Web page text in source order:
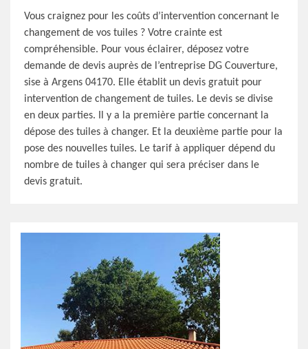
Vous craignez pour les coûts d’intervention concernant le
changement de vos tuiles ? Votre crainte est
compréhensible. Pour vous éclairer, déposez votre
demande de devis auprès de l’entreprise DG Couverture,
sise à Argens 04170. Elle établit un devis gratuit pour
intervention de changement de tuiles. Le devis se divise
en deux parties. Il y a la première partie concernant la
dépose des tuiles à changer. Et la deuxième partie pour la
pose des nouvelles tuiles. Le tarif à appliquer dépend du
nombre de tuiles à changer qui sera préciser dans le
devis gratuit.